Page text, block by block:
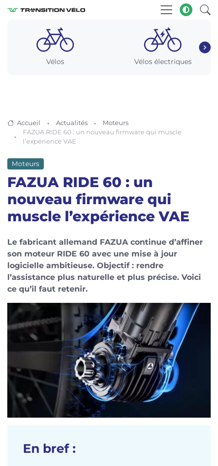
Vélos Vélos électriques
Accueil Actualités
Moteurs
FAZUA RIDE 60 : un nouveau firmware qui muscle
l’expérience VAE
Moteurs
FAZUA RIDE 60 : un
nouveau firmware qui
muscle l’expérience VAE
Le fabricant allemand FAZUA continue d’affiner
son moteur RIDE 60 avec une mise à jour
logicielle ambitieuse. Objectif : rendre
l’assistance plus naturelle et plus précise. Voici
ce qu’il faut retenir.
En bref :